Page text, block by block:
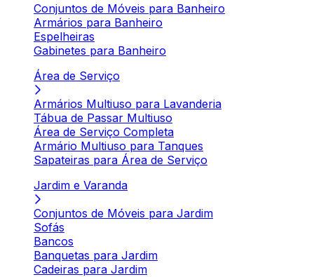
Conjuntos de Móveis para Banheiro
Armários para Banheiro
Espelheiras
Gabinetes para Banheiro
Área de Serviço
Armários Multiuso para Lavanderia
Tábua de Passar Multiuso
Área de Serviço Completa
Armário Multiuso para Tanques
Sapateiras para Área de Serviço
Jardim e Varanda
Conjuntos de Móveis para Jardim
Sofás
Bancos
Banquetas para Jardim
Cadeiras para Jardim